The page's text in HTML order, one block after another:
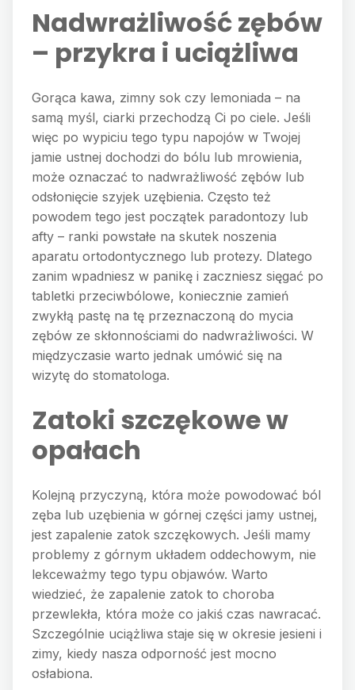
Nadwrażliwość zębów
– przykra i uciążliwa
Gorąca kawa, zimny sok czy lemoniada – na
samą myśl, ciarki przechodzą Ci po ciele. Jeśli
więc po wypiciu tego typu napojów w Twojej
jamie ustnej dochodzi do bólu lub mrowienia,
może oznaczać to nadwrażliwość zębów lub
odsłonięcie szyjek uzębienia. Często też
powodem tego jest początek paradontozy lub
afty – ranki powstałe na skutek noszenia
aparatu ortodontycznego lub protezy. Dlatego
zanim wpadniesz w panikę i zaczniesz sięgać po
tabletki przeciwbólowe, koniecznie zamień
zwykłą pastę na tę przeznaczoną do mycia
zębów ze skłonnościami do nadwrażliwości. W
międzyczasie warto jednak umówić się na
wizytę do stomatologa.
Zatoki szczękowe w
opałach
Kolejną przyczyną, która może powodować ból
zęba lub uzębienia w górnej części jamy ustnej,
jest zapalenie zatok szczękowych. Jeśli mamy
problemy z górnym układem oddechowym, nie
lekceważmy tego typu objawów. Warto
wiedzieć, że zapalenie zatok to choroba
przewlekła, która może co jakiś czas nawracać.
Szczególnie uciążliwa staje się w okresie jesieni i
zimy, kiedy nasza odporność jest mocno
osłabiona.